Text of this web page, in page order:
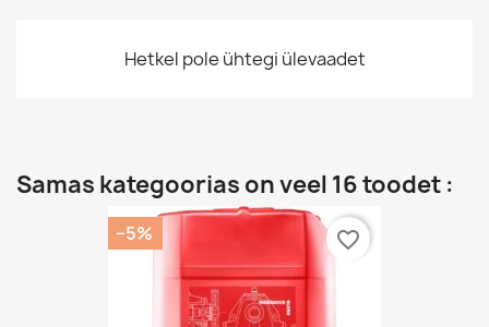
Hetkel pole ühtegi ülevaadet
Samas kategoorias on veel 16 toodet :
−5% favorite_border